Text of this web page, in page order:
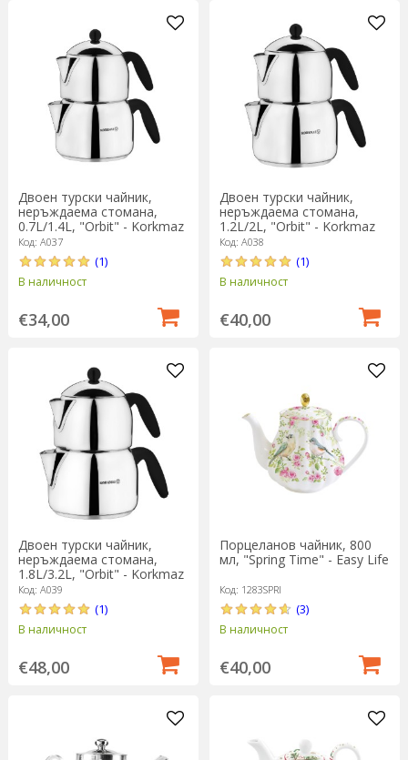
Двоен турски чайник,
неръждаема стомана,
0.7L/1.4L, "Orbit" - Korkmaz
Код: A037
(1)
В наличност
€34,00
Двоен турски чайник,
неръждаема стомана,
1.2L/2L, "Orbit" - Korkmaz
Код: A038
(1)
В наличност
€40,00
Двоен турски чайник,
неръждаема стомана,
1.8L/3.2L, "Orbit" - Korkmaz
Код: A039
(1)
В наличност
€48,00
Порцеланов чайник, 800
мл, "Spring Time" - Easy Life
Код: 1283SPRI
(3)
В наличност
€40,00